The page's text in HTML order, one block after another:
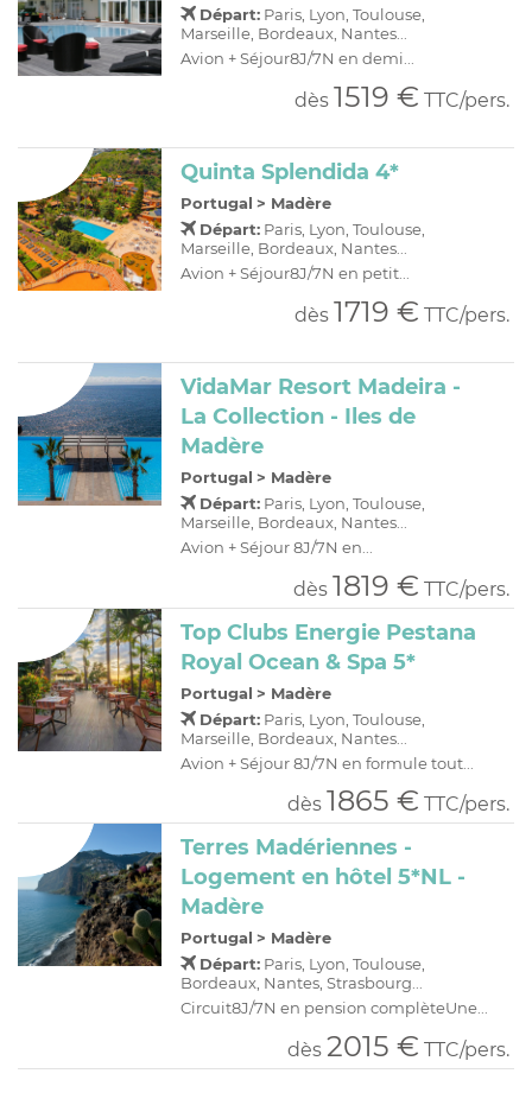
Départ: Paris, Lyon, Toulouse,
Marseille, Bordeaux, Nantes...
Avion + Séjour8J/7N en demi...
dès 1519 € TTC/pers.
Quinta Splendida 4*
Portugal > Madère
Départ: Paris, Lyon, Toulouse,
Marseille, Bordeaux, Nantes...
Avion + Séjour8J/7N en petit...
dès 1719 € TTC/pers.
VidaMar Resort Madeira -
La Collection - Iles de
Madère
Portugal > Madère
Départ: Paris, Lyon, Toulouse,
Marseille, Bordeaux, Nantes...
Avion + Séjour 8J/7N en...
dès 1819 € TTC/pers.
Top Clubs Energie Pestana
Royal Ocean & Spa 5*
Portugal > Madère
Départ: Paris, Lyon, Toulouse,
Marseille, Bordeaux, Nantes...
Avion + Séjour 8J/7N en formule tout...
dès 1865 € TTC/pers.
Terres Madériennes -
Logement en hôtel 5*NL -
Madère
Portugal > Madère
Départ: Paris, Lyon, Toulouse,
Bordeaux, Nantes, Strasbourg...
Circuit8J/7N en pension complèteUne...
dès 2015 € TTC/pers.